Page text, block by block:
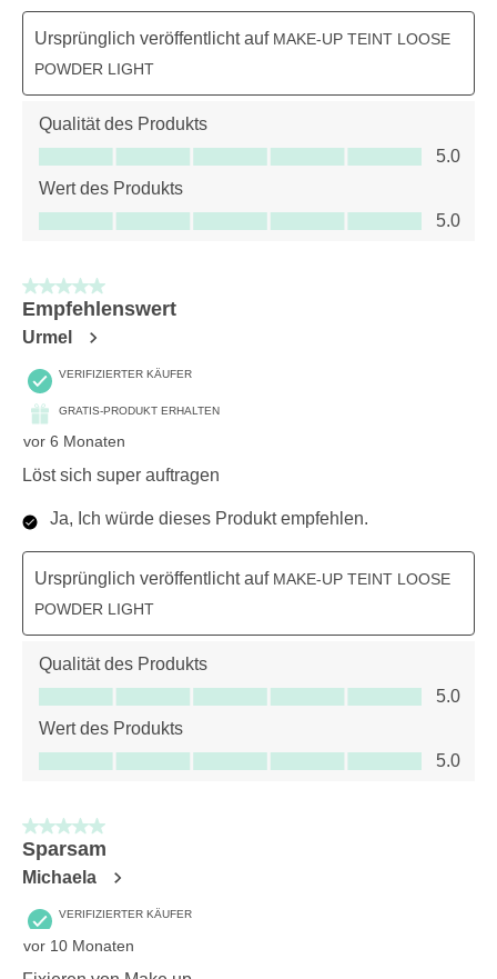
Ursprünglich veröffentlicht auf MAKE-UP TEINT LOOSE
POWDER LIGHT
Qualität des Produkts
Qualität des Produkts, 5.0 von 5
5.0
Wert des Produkts
Wert des Produkts, 5.0 von 5
5.0
5 von 5 Sternen.
Empfehlenswert
Urmel
VERIFIZIERTER KÄUFER
GRATIS-PRODUKT ERHALTEN
vor 6 Monaten
Löst sich super auftragen
Ja, Ich würde dieses Produkt empfehlen.
Ursprünglich veröffentlicht auf MAKE-UP TEINT LOOSE
POWDER LIGHT
Qualität des Produkts
Qualität des Produkts, 5.0 von 5
5.0
Wert des Produkts
Wert des Produkts, 5.0 von 5
5.0
5 von 5 Sternen.
Sparsam
Michaela
VERIFIZIERTER KÄUFER
vor 10 Monaten